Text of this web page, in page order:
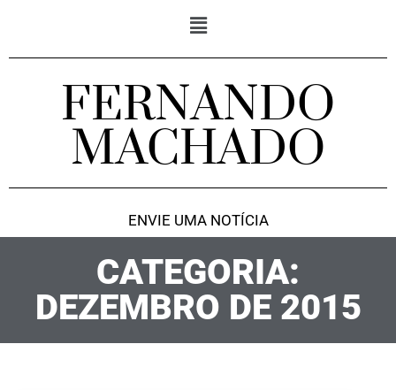
FERNANDO
MACHADO
ENVIE UMA NOTÍCIA
CATEGORIA:
DEZEMBRO DE 2015